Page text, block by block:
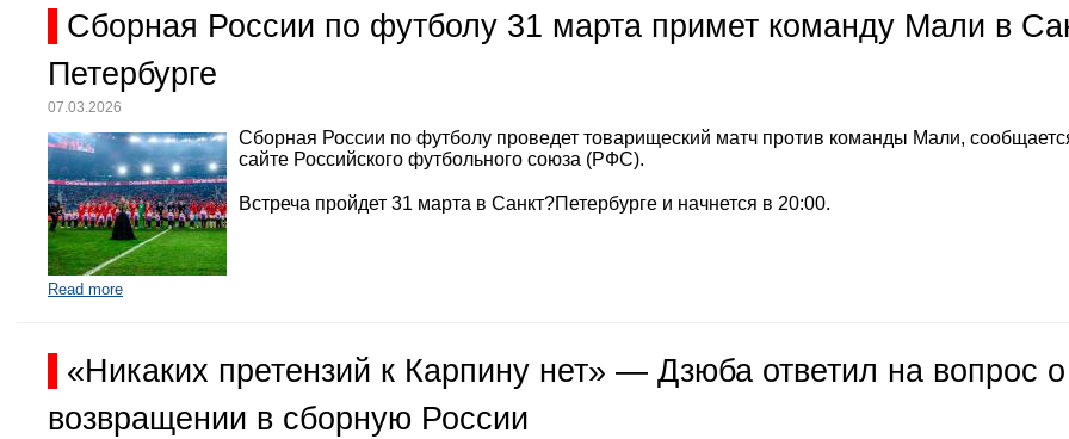
Сборная России по футболу 31 марта примет команду Мали в
Петербурге
07.03.2026
Сборная России по футболу проведет товарищеский матч против команды Мали,
сайте Российского футбольного союза (РФС).
Встреча пройдет 31 марта в Санкт?Петербурге и начнется в 20:00.
Read more
«Никаких претензий к Карпину нет» — Дзюба ответил на вопрос о
возвращении в сборную России